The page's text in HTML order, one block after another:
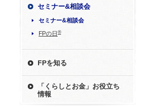
セミナー&相談会
セミナー&相談会
FPの日 ®
FPを知る
「くらしとお金」お役立ち
情報